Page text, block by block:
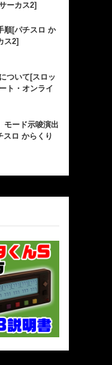
ーカス2]
順[パチスロ か
ス2]
ついて[スロッ
ト・オンライ
モード示唆演出
スロ からくり